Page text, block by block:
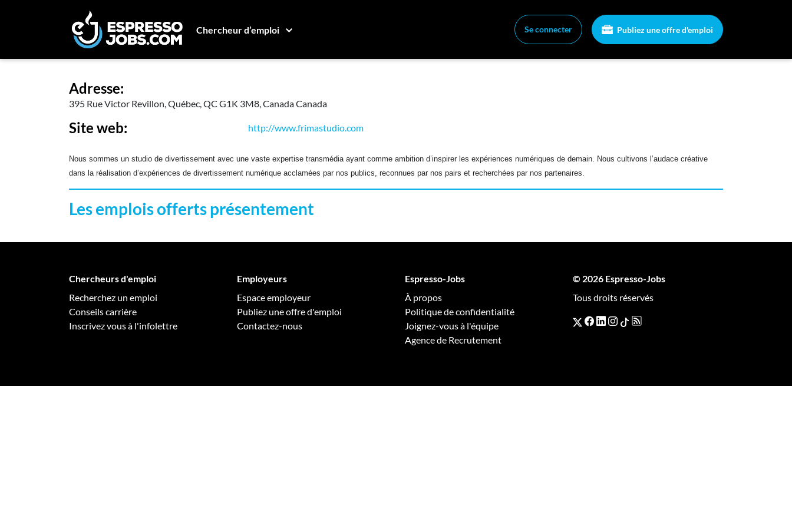
Chercheur d’emploi Se connecter Publiez une offre d'emploi
Ma boîte à outils
Frima Studio
Adresse:
395 Rue Victor Revillon, Québec, QC G1K 3M8, Canada Canada
Site web: http://www.frimastudio.com
Nous sommes un studio de divertissement avec une vaste expertise transmédia ayant comme ambition d’inspirer les expériences numériques de demain. Nous cultivons l’audace créative
dans la réalisation d’expériences de divertissement numérique acclamées par nos publics, reconnues par nos pairs et recherchées par nos partenaires.
Les emplois offerts présentement
Chercheurs d'emploi
Recherchez un emploi
Conseils carrière
Inscrivez vous à l'infolettre
Employeurs
Espace employeur
Publiez une offre d'emploi
Contactez-nous
Espresso-Jobs
À propos
Politique de confidentialité
Joignez-vous à l'équipe
Agence de Recrutement
© 2026 Espresso-Jobs
Tous droits réservés